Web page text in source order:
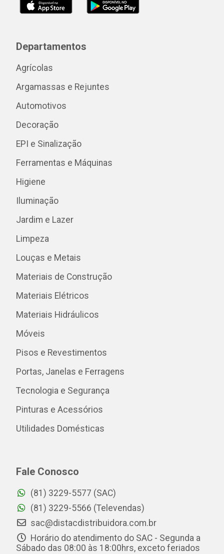
Departamentos
Agrícolas
Argamassas e Rejuntes
Automotivos
Decoração
EPI e Sinalização
Ferramentas e Máquinas
Higiene
Iluminação
Jardim e Lazer
Limpeza
Louças e Metais
Materiais de Construção
Materiais Elétricos
Materiais Hidráulicos
Móveis
Pisos e Revestimentos
Portas, Janelas e Ferragens
Tecnologia e Segurança
Pinturas e Acessórios
Utilidades Domésticas
Fale Conosco
(81) 3229-5577 (SAC)
(81) 3229-5566 (Televendas)
sac@distacdistribuidora.com.br
Horário do atendimento do SAC - Segunda a
Sábado das 08:00 às 18:00hrs, exceto feriados